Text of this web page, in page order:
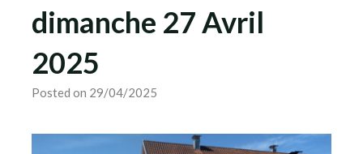
dimanche 27 Avril
2025
Posted on 29/04/2025